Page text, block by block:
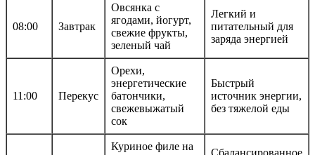
08:00 Завтрак
Овсянка с
ягодами, йогурт,
свежие фрукты,
зеленый чай
Легкий и
питательный для
заряда энергией
11:00 Перекус
Орехи,
энергетические
батончики,
свежевыжатый
сок
Быстрый
источник энергии,
без тяжелой еды
Куриное филе на
Сбалансированное